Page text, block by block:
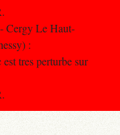
Cergy Le Haut-
:
tres perturbe sur